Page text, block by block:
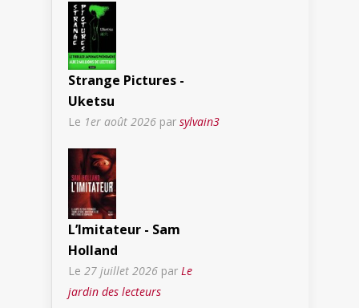
Strange Pictures -
Uketsu
Le 1er août 2026 par sylvain3
L’Imitateur - Sam
Holland
Le 27 juillet 2026 par Le
jardin des lecteurs